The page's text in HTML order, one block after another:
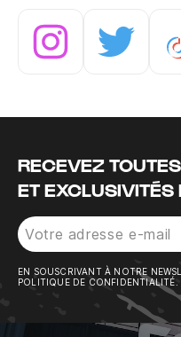
RECEVEZ
ET
EN SOUSCRIVANT À NOTRE
POLITIQUE DE CONFIDENTIALITÉ.